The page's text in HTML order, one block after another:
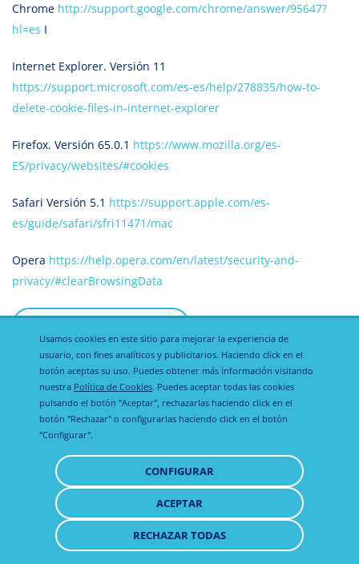
Chrome http://support.google.com/chrome/answer/95647?
hl=es I
Internet Explorer. Versión 11
https://support.microsoft.com/es-es/help/278835/how-to-
delete-cookie-files-in-internet-explorer
Firefox. Versión 65.0.1 https://www.mozilla.org/es-
ES/privacy/websites/#cookies
Safari Versión 5.1 https://support.apple.com/es-
es/guide/safari/sfri11471/mac
Opera https://help.opera.com/en/latest/security-and-
privacy/#clearBrowsingData
Aviso legal
Política de
privacidad
Política de
© 2021 - 2026 Todos los derechos reservados
Usamos cookies en este sitio para mejorar la experiencia de
usuario, con fines analíticos y publicitarios. Haciendo click en el
botón aceptas su uso. Puedes obtener más información visitando
nuestra Política de Cookies. Puedes aceptar todas las cookies
pulsando el botón "Aceptar", rechazarlas haciendo click en el
botón "Rechazar" o configurarlas haciendo click en el botón
"Configurar".
CONFIGURAR
ACEPTAR
CONSENTIMIENTO
RECHAZAR TODAS